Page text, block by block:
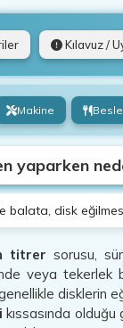
Kılavuz /
Makine
yaparken
disk
titrer sorusu,
veya tekerlek
disklerin
kıssasında